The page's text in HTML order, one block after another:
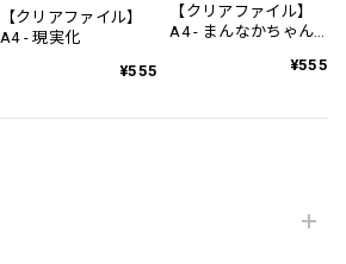
【クリアファイル】
A4 - 現実化
¥555
【クリアファイル】
A4 - まんなかちゃん
¥555